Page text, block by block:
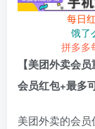
每日
饿了
拼多多
【美团外卖会
会员红包+最多
美团外卖的会员